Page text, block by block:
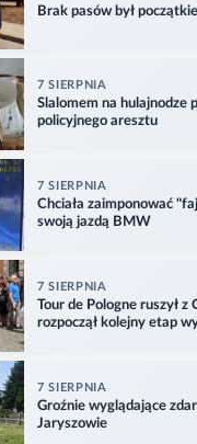
Brak pasów był
7 SIERPNIA
Slalomem na hulajnodze
policyjnego aresztu
7 SIERPNIA
Chciała zaimponować
swoją jazdą BMW
7 SIERPNIA
Tour de Pologne ruszył z
rozpoczął kolejny etap
7 SIERPNIA
Groźnie wyglądające
Jaryszowie